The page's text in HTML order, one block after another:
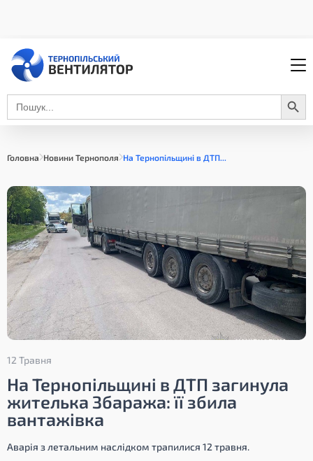
Search
for:
Search Button
Головна Новини Тернополя На Тернопільщині в ДТП...
12 Травня
На Тернопільщині в ДТП загинула
жителька Збаража: її збила
вантажівка
Аварія з летальним наслідком трапилися 12 травня.